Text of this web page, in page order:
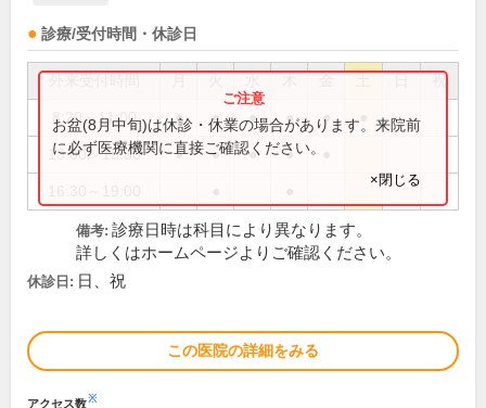
診療/受付時間・休診日
祝
8:20～11:00 ● ● ● ● ●
13:00～15:30 ● ● ● ●
お盆(8月中旬)は休診・休業の場合があります。来院前
に必ず医療機関に直接ご確認ください。
×閉じる
備考: 診療日時は科目により異なります。
詳しくはホームページよりご確認ください。
休診日: 日、祝
この医院の詳細をみる
アクセス数※